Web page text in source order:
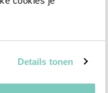
Details tonen